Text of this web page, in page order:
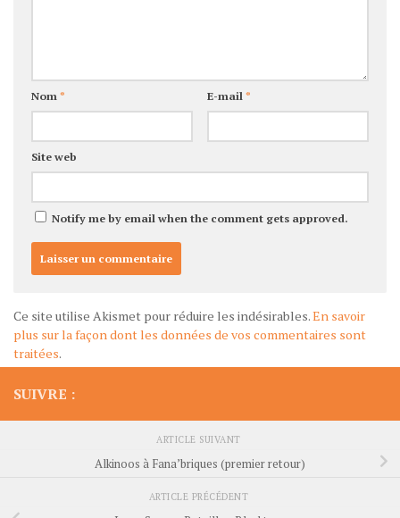
Nom* E-mail*
Site web
Notify me by email when the comment gets approved.
Ce site utilise Akismet pour réduire les indésirables.En savoir
plus sur la façon dont les données de vos commentaires sont
traitées.
SUIVRE :
ARTICLE SUIVANT
Alkinoos à Fana’briques (premier retour)
ARTICLE PRÉCÉDENT